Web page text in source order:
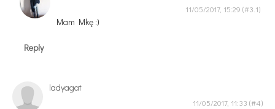
11/05/2017, 15:29
Mam Mkę :)
Reply
ladyagat
11/05/2017, 11:33